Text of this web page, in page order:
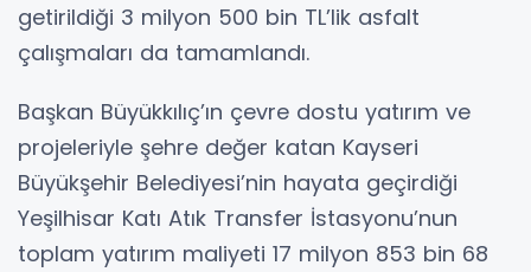
getirildiği 3 milyon 500 bin TL’lik asfalt
çalışmaları da tamamlandı.
Başkan Büyükkılıç’ın çevre dostu yatırım ve
projeleriyle şehre değer katan Kayseri
Büyükşehir Belediyesi’nin hayata geçirdiği
Yeşilhisar Katı Atık Transfer İstasyonu’nun
toplam yatırım maliyeti 17 milyon 853 bin 68